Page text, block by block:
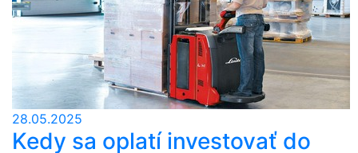
28.05.2025
Kedy sa oplatí investovať do